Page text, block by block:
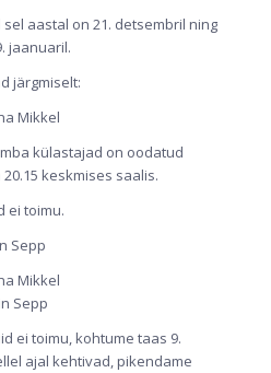
aastal on 21. detsembril ning
jaanuaril.
järgmiselt:
Mikkel
külastajad on oodatud
keskmises saalis.
ei toimu.
Sepp
Mikkel
Sepp
ei toimu, kohtume taas 9.
ajal kehtivad, pikendame